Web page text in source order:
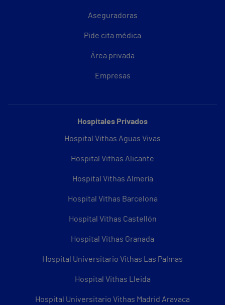
Aseguradoras
Pide cita médica
Área privada
Empresas
Hospitales Privados
Hospital Vithas Aguas Vivas
Hospital Vithas Alicante
Hospital Vithas Almería
Hospital Vithas Barcelona
Hospital Vithas Castellón
Hospital Vithas Granada
Hospital Universitario Vithas Las Palmas
Hospital Vithas Lleida
Hospital Universitario Vithas Madrid Aravaca